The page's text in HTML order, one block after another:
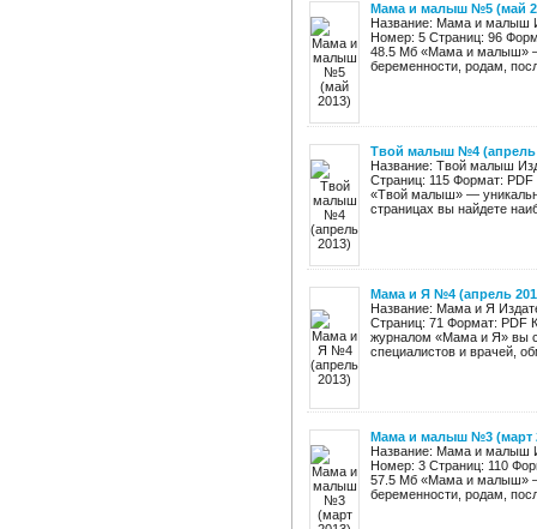
Мама и малыш №5 (май
Название: Мама и малыш
Номер: 5 Страниц: 96
48.5 Мб «Мама и малыш»
беременности, родам,
Твой малыш №4 (апрель
Название: Твой малыш
Страниц: 115 Формат:
«Твой малыш» —
страницах вы найдете
Мама и Я №4 (апрель
Название: Мама и Я
Страниц: 71 Формат: PDF
журналом «Мама и Я» вы
специалистов и врачей,
Мама и малыш №3 (март
Название: Мама и малыш
Номер: 3 Страниц: 110
57.5 Мб «Мама и малыш»
беременности, родам,